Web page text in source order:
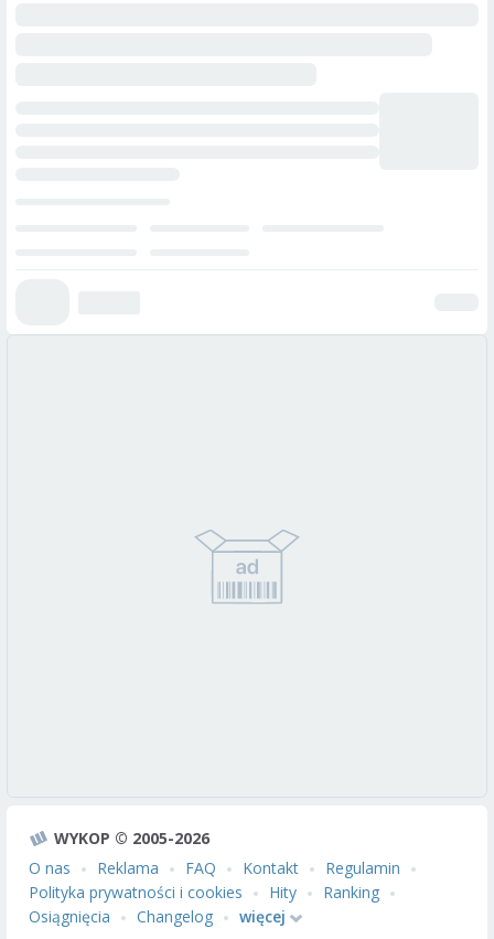
WYKOP © 2005-2026
O nas
Reklama FAQ Kontakt
Regulamin
Polityka prywatności i cookies
Hity
Ranking
Osiągnięcia
Changelog więcej